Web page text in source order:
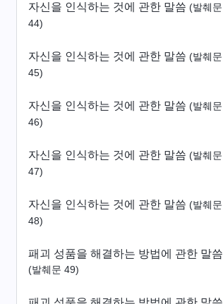
자신을 인식하는 것에 관한 말씀 (발췌문
44)
자신을 인식하는 것에 관한 말씀 (발췌문
45)
자신을 인식하는 것에 관한 말씀 (발췌문
46)
자신을 인식하는 것에 관한 말씀 (발췌문
47)
자신을 인식하는 것에 관한 말씀 (발췌문
48)
패괴 성품을 해결하는 방법에 관한 말씀
(발췌문 49)